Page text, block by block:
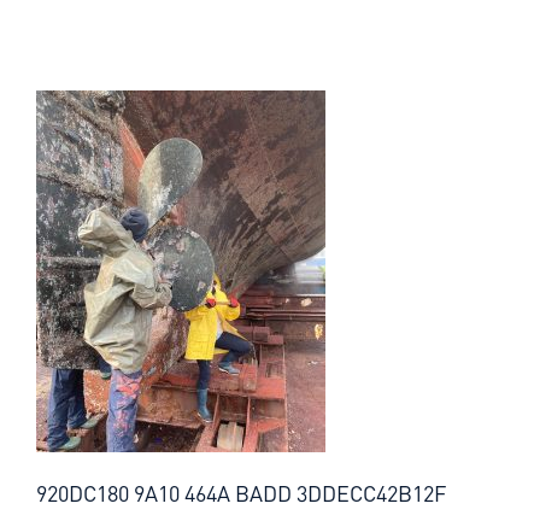
920DC180 9A10 464A BADD 3DDECC42B12F